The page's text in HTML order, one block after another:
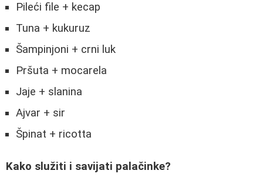
Pileći file + kecap
Tuna + kukuruz
Šampinjoni + crni luk
Pršuta + mocarela
Jaje + slanina
Ajvar + sir
Špinat + ricotta
Kako služiti i savijati palačinke?